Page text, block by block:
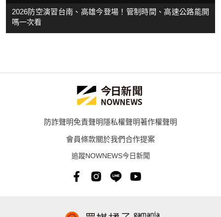
2026防空演習台南、高雄今登場！管制時間、高速公路能開
嗎一次看
防詐聲明免責聲明隱私權聲明著作權聲明
會員條款關於我們合作提案
追蹤NOWNEWS今日新聞